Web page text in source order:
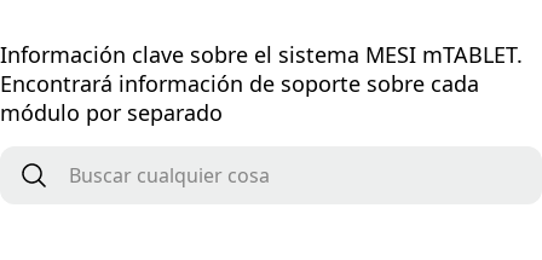
Información clave sobre el sistema MESI mTABLET.
Encontrará información de soporte sobre cada
módulo por separado